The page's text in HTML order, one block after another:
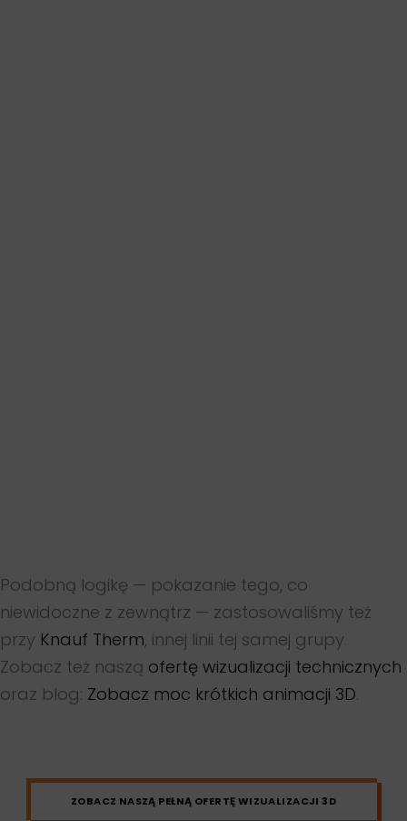
Podobną logikę — pokazanie tego, co
niewidoczne z zewnątrz — zastosowaliśmy też
przy Knauf Therm, innej linii tej samej grupy.
Zobacz też naszą ofertę wizualizacji technicznych
oraz blog: Zobacz moc krótkich animacji 3D.
ZOBACZ NASZĄ PEŁNĄ OFERTĘ WIZUALIZACJI 3D